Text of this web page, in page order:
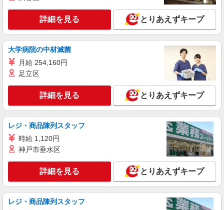
252,000円＋残業代1分単位・交通費支給◎（時給
は経験により異なります）
〒101-0052 東京都千代田区神田小川町3丁目6
大栄堂ビル 3F
キープ 詳細を見る
派遣社員
株式会社シーエーセールススタッフ/tkYH39229a
時給1500円〜1550円 月収例【24万円〜27万
円】 22日間勤務の場合＝264,000円（内訳：時給
1500円×実働8時間×22日） ＋残業代（1.25倍：1
分単位で支給） ※時給は経験により変動しま
す。
新丸の内ビルディング
キープ 詳細を見る
株式会社パソナ・東京キャリアセンター/KT6001168635
販売スタッフ（ブランド・アパレル）/接客・
ショールーム・カウンター/総合・フロアー受
付 時給1550円 月収例：248000円 ★交通費規定に
詳細を見る とりあえずキープ
大学病院の中材滅菌
月給 254,160円
足立区
詳細を見る とりあえずキープ
レジ・商品陳列スタッフ
時給 1,120円
神戸市垂水区
詳細を見る とりあえずキープ
レジ・商品陳列スタッフ